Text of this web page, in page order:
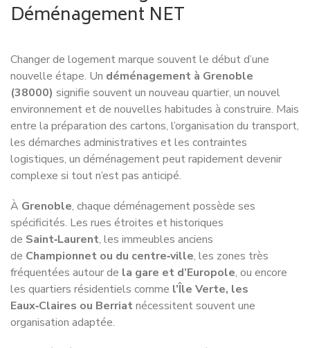
Un service 100% unique
Une couverture au niveau
national
Implanté àGrenoble,Déménagement NET accompagne
les particuliers et les entreprises dans tous leurs projets
de déménagement, enIsère, dans toute la région
Auvergne-Rhône-Alpeset partout en France.
Grâce à notre réseau de partenaires rigoureusement
sélectionnés et à une logistique optimisée à l’échelle
nationale, nous assurons des